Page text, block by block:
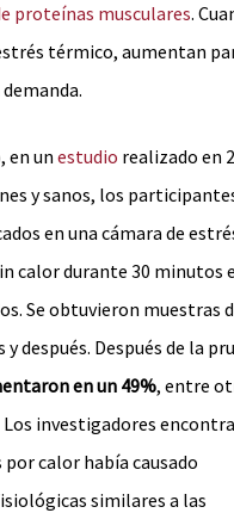
proteínas musculares.
térmico, aumentan
en un estudio realizado en
y sanos, los
en una cámara de
calor durante 30 minutos
Se obtuvieron muestras
después. Después de la
en un 49%, entre
Los investigadores
por calor había causado
similares a las